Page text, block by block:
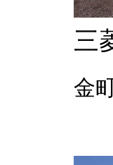
三
金